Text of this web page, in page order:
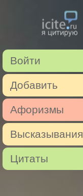
Войти
Добавить
Афоризмы
Высказывания
Цитаты